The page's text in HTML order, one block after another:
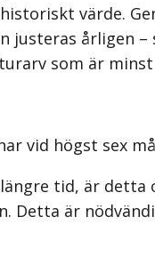
värde.
justeras årligen
som är
vid högst sex
tid, är
är